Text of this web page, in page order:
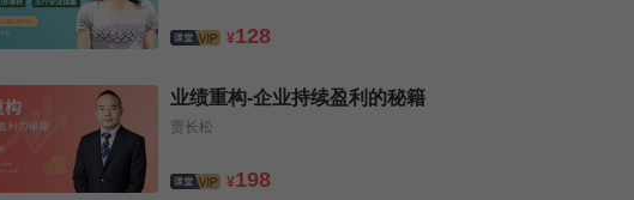
¥128
业绩重构-企业持续盈利的秘籍
贾长松
¥198